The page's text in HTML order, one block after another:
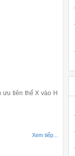
ưu tiên thế X vào H
Xem tiếp...